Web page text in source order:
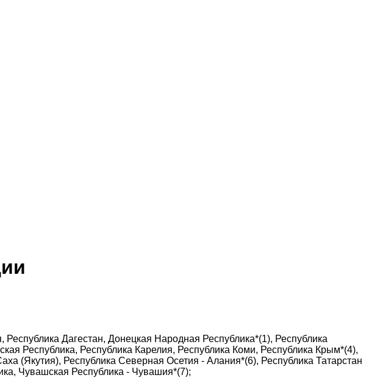
Дагестан, Донецкая Народная Республика*(1), Республика
Республика, Республика Карелия, Республика Коми, Республика Крым*(4),
(Якутия), Республика Северная Осетия - Алания*(6), Республика Татарстан
Чувашская Республика - Чувашия*(7);